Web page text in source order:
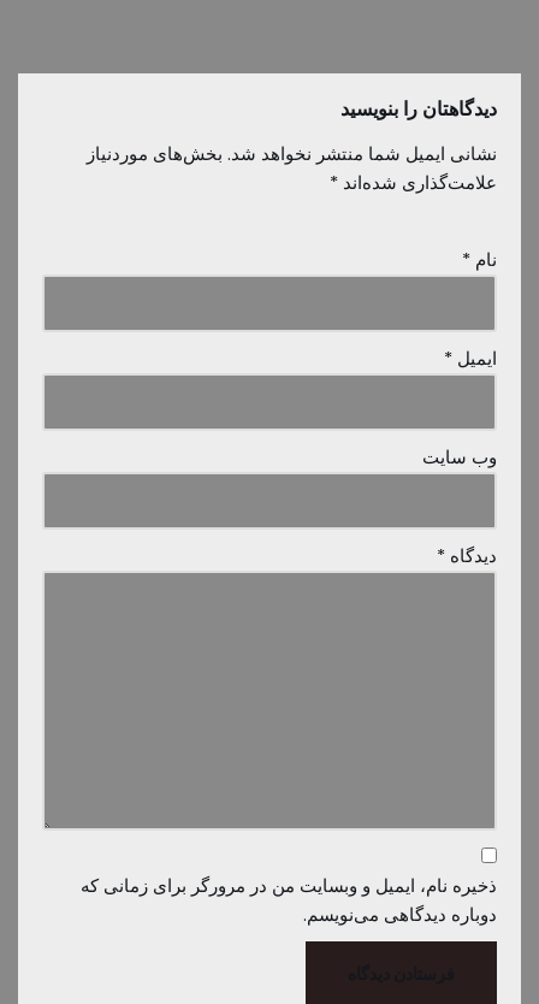
دیدگاهتان را بنویسید
نشانی ایمیل شما منتشر نخواهد شد. بخش‌های موردنیاز
علامت‌گذاری شده‌اند *
نام *
ایمیل *
وب‌ سایت
دیدگاه *
ذخیره نام، ایمیل و وبسایت من در مرورگر برای زمانی که
دوباره دیدگاهی می‌نویسم.